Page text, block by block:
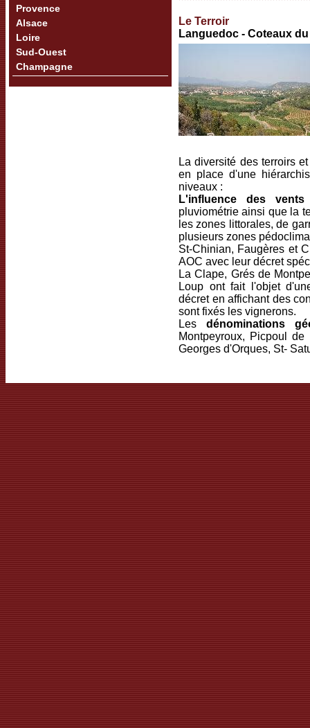
Provence
Alsace
Loire
Sud-Ouest
Champagne
Le Terroir
Languedoc - Coteaux
La diversité des terroirs
en place d'une
niveaux :
L'influence des vents
pluviométrie ainsi que la
les zones littorales, de
plusieurs zones
St-Chinian, Faugères et
AOC avec leur décret
La Clape, Grés de
Loup ont fait l'objet
décret en affichant des
sont fixés les vignerons.
Les dénominations
Montpeyroux, Picpoul
Georges d'Orques, St-